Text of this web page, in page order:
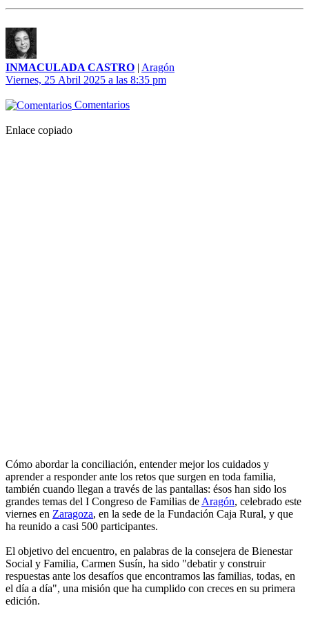
INMACULADA CASTRO | Aragón
Viernes, 25 Abril 2025 a las 8:35 pm
Comentarios
Enlace copiado
Cómo abordar la conciliación, entender mejor los cuidados y
aprender a responder ante los retos que surgen en toda familia,
también cuando llegan a través de las pantallas: ésos han sido los
grandes temas del I Congreso de Familias de Aragón, celebrado este
viernes en Zaragoza, en la sede de la Fundación Caja Rural, y que
ha reunido a casi 500 participantes.
El objetivo del encuentro, en palabras de la consejera de Bienestar
Social y Familia, Carmen Susín, ha sido "debatir y construir
respuestas ante los desafíos que encontramos las familias, todas, en
el día a día", una misión que ha cumplido con creces en su primera
edición.